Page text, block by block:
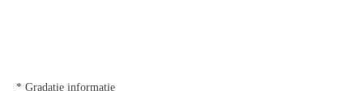
* Gradatie informatie